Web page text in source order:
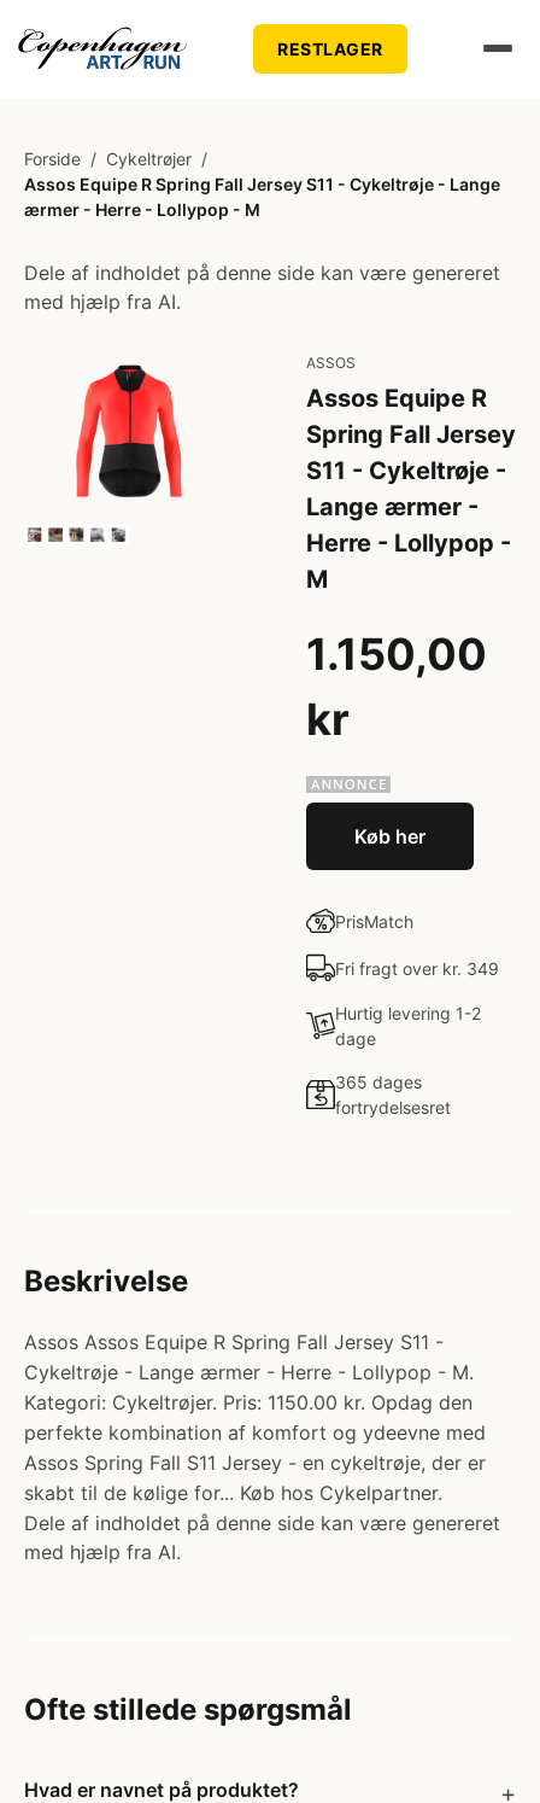
RESTLAGER
Forside / Cykeltrøjer /
Assos Equipe R Spring Fall Jersey S11 - Cykeltrøje - Lange
ærmer - Herre - Lollypop - M
Dele af indholdet på denne side kan være genereret
med hjælp fra AI.
ASSOS
Assos Equipe R
Spring Fall Jersey
S11 - Cykeltrøje -
Lange ærmer -
Herre - Lollypop -
M
1.150,00
kr
Køb her
PrisMatch
Fri fragt over kr. 349
Hurtig levering 1-2
dage
365 dages
fortrydelsesret
Beskrivelse
Assos Assos Equipe R Spring Fall Jersey S11 -
Cykeltrøje - Lange ærmer - Herre - Lollypop - M.
Kategori: Cykeltrøjer. Pris: 1150.00 kr. Opdag den
perfekte kombination af komfort og ydeevne med
Assos Spring Fall S11 Jersey - en cykeltrøje, der er
skabt til de kølige for... Køb hos Cykelpartner.
Dele af indholdet på denne side kan være genereret
med hjælp fra AI.
Ofte stillede spørgsmål
Hvad er navnet på produktet?